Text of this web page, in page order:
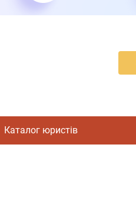
Каталог юристів